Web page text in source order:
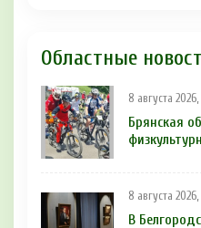
Областные
8 августа 2026,
Брянская
8 августа 2026,
В